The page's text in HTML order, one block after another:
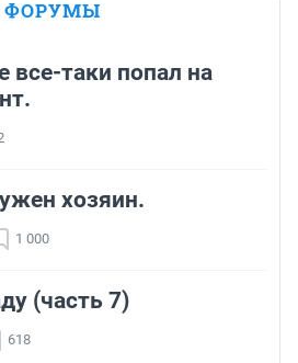
ФОРУМЫ
все-таки попал на
хозяин.
1 000
(часть 7)
618